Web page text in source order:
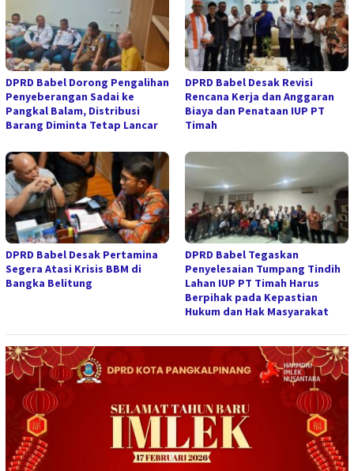
DPRD Babel Dorong Pengalihan
Penyeberangan Sadai ke
Pangkal Balam, Distribusi
Barang Diminta Tetap Lancar
DPRD Babel Desak Revisi
Rencana Kerja dan Anggaran
Biaya dan Penataan IUP PT
Timah
DPRD Babel Desak Pertamina
Segera Atasi Krisis BBM di
Bangka Belitung
DPRD Babel Tegaskan
Penyelesaian Tumpang Tindih
Lahan IUP PT Timah Harus
Berpihak pada Kepastian
Hukum dan Hak Masyarakat